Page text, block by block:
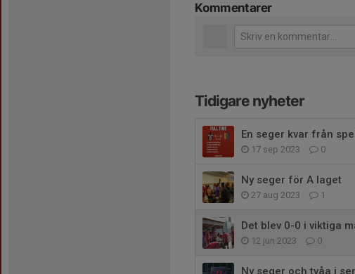
Kommentarer
Tidigare nyheter
En seger kvar från
17 sep 2023 0
Ny seger för A laget
27 aug 2023 1
Det blev 0-0 i viktiga
12 jun 2023 0
Ny seger och tvåa i